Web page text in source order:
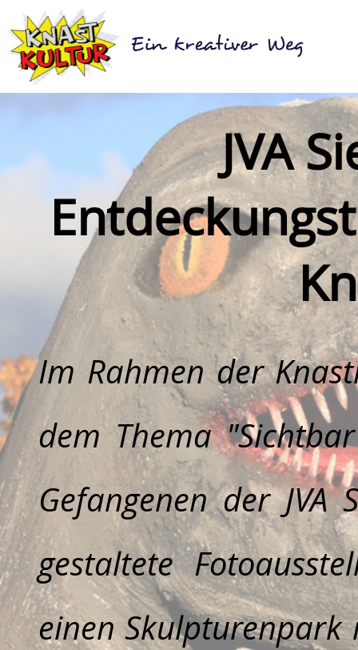
JVA
Im Rahmen der
dem Thema
Gefangenen der JVA
gestaltete
einen Skulpturenpark